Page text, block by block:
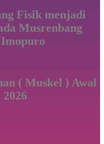
Fisik menjadi
Musrenbang
( Muskel ) Awal